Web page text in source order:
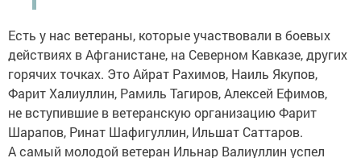
Есть у нас ветераны, которые участвовали в боевых
действиях в Афганистане, на Северном Кавказе, других
горячих точках. Это Айрат Рахимов, Наиль Якупов,
Фарит Халиуллин, Рамиль Тагиров, Алексей Ефимов,
не вступившие в ветеранскую организацию Фарит
Шарапов, Ринат Шафигуллин, Ильшат Саттаров.
А самый молодой ветеран Ильнар Валиуллин успел